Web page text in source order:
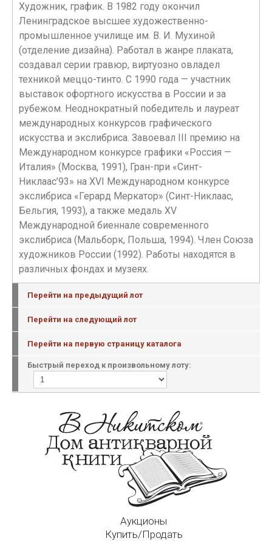
Художник, график. В 1982 году окончил
Ленинградское высшее художественно-
промышленное училище им. В. И. Мухиной
(отделение дизайна). Работал в жанре плаката,
создавал серии гравюр, виртуозно овладел
техникой меццо-тинто. С 1990 года — участник
выставок офортного искусства в России и за
рубежом. Неоднократный победитель и лауреат
международных конкурсов графического
искусства и экслибриса. Завоевал III премию на
Международном конкурсе графики «Россия —
Италия» (Москва, 1991), Гран-при «Синт-
Никлаас’93» на XVI Международном конкурсе
экслибриса «Герард Меркатор» (Синт-Никлаас,
Бельгия, 1993), а также медаль XV
Международной биеннале современного
экслибриса (Мальборк, Польша, 1994). Член Союза
художников России (1992). Работы находятся в
различных фондах и музеях.
Перейти на предыдущий лот
Перейти на следующий лот
Перейти на первую страницу каталога
Быстрый переход к произвольному лоту:
Аукционы
Купить/Продать